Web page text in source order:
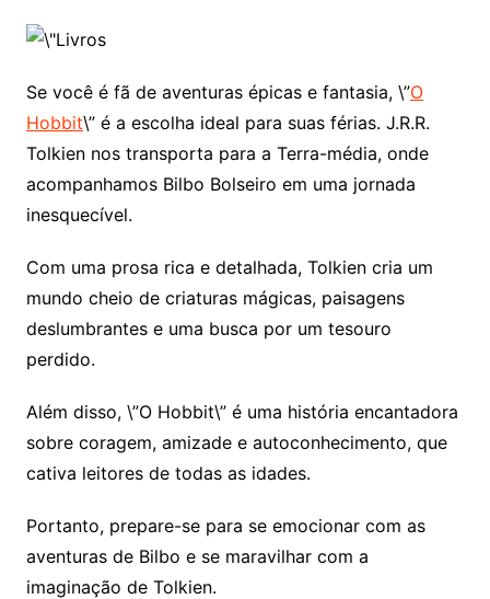
Se você é fã de aventuras épicas e fantasia, \”O
Hobbit\” é a escolha ideal para suas férias. J.R.R.
Tolkien nos transporta para a Terra-média, onde
acompanhamos Bilbo Bolseiro em uma jornada
inesquecível.
Com uma prosa rica e detalhada, Tolkien cria um
mundo cheio de criaturas mágicas, paisagens
deslumbrantes e uma busca por um tesouro
perdido.
Além disso, \”O Hobbit\” é uma história encantadora
sobre coragem, amizade e autoconhecimento, que
cativa leitores de todas as idades.
Portanto, prepare-se para se emocionar com as
aventuras de Bilbo e se maravilhar com a
imaginação de Tolkien.